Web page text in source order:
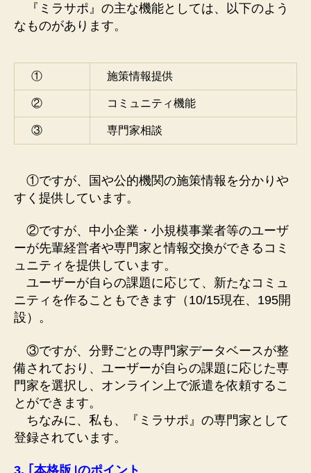
『ミラサポ』の主な機能としては、以下のよう
なものがあります。
① 施策情報提供
② コミュニティ機能
③ 専門家相談
①ですが、国や公的機関の施策情報を分かりや
すく提供しています。
②ですが、中小企業・小規模事業者等のユーザ
ーが先輩経営者や専門家と情報交換ができるコミ
ュニティを提供しています。
ユーザーが自らの課題に応じて、新たなコミュ
ニティを作ることもできます（10/15現在、195開
設）。
③ですが、分野ごとの専門家データベースが整
備されており、ユーザーが自らの課題に応じた専
門家を選択し、オンライン上で派遣を依頼するこ
とができます。
ちなみに、私も、『ミラサポ』の専門家として
登録されています。
3. ｢本格版｣のポイント